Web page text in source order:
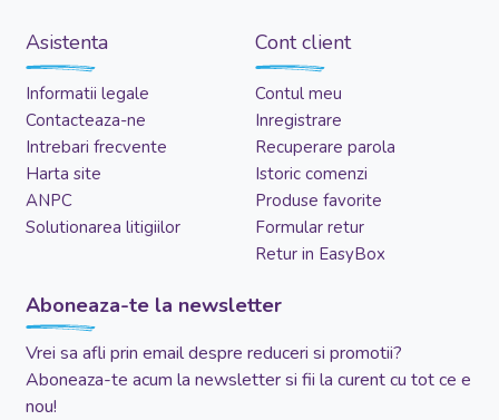
Asistenta
Informatii legale
Contacteaza-ne
Intrebari frecvente
Harta site
ANPC
Solutionarea litigiilor
Cont client
Contul meu
Inregistrare
Recuperare parola
Istoric comenzi
Produse favorite
Formular retur
Retur in EasyBox
Aboneaza-te la newsletter
Vrei sa afli prin email despre reduceri si promotii?
Aboneaza-te acum la newsletter si fii la curent cu tot ce e
nou!